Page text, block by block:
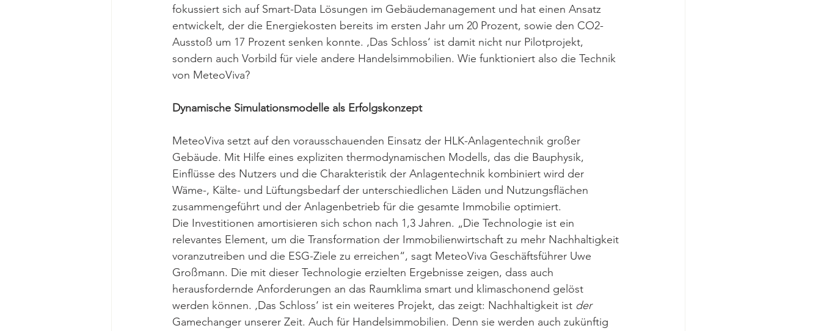
fokussiert sich auf Smart-Data Lösungen im Gebäudemanagement und hat einen Ansatz
entwickelt, der die Energiekosten bereits im ersten Jahr um 20 Prozent, sowie den CO2-
Ausstoß um 17 Prozent senken konnte. ‚Das Schloss‘ ist damit nicht nur Pilotprojekt,
sondern auch Vorbild für viele andere Handelsimmobilien. Wie funktioniert also die Technik
von MeteoViva?
Dynamische Simulationsmodelle als Erfolgskonzept
MeteoViva setzt auf den vorausschauenden Einsatz der HLK-Anlagentechnik großer
Gebäude. Mit Hilfe eines expliziten thermodynamischen Modells, das die Bauphysik,
Einflüsse des Nutzers und die Charakteristik der Anlagentechnik kombiniert wird der
Wäme-, Kälte- und Lüftungsbedarf der unterschiedlichen Läden und Nutzungsflächen
zusammengeführt und der Anlagenbetrieb für die gesamte Immobilie optimiert.
Die Investitionen amortisieren sich schon nach 1,3 Jahren. „Die Technologie ist ein
relevantes Element, um die Transformation der Immobilienwirtschaft zu mehr Nachhaltigkeit
voranzutreiben und die ESG-Ziele zu erreichen“, sagt MeteoViva Geschäftsführer Uwe
Großmann. Die mit dieser Technologie erzielten Ergebnisse zeigen, dass auch
herausfordernde Anforderungen an das Raumklima smart und klimaschonend gelöst
werden können. ‚Das Schloss‘ ist ein weiteres Projekt, das zeigt: Nachhaltigkeit ist der
Gamechanger unserer Zeit. Auch für Handelsimmobilien. Denn sie werden auch zukünftig